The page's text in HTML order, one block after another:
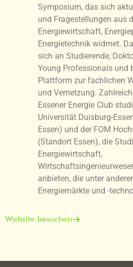
Symposium, das sich
und Fragestellungen aus
Energiewirtschaft,
Energietechnik widmet.
sich an Studierende,
Young Professionals und
Plattform zur fachlichen
und Vernetzung.
Essener Energie Club
Universität Duisburg-
Essen) und der FOM
(Standort Essen), die
Energiewirtschaft,
anbieten, die unter
Energiemärkte und -
Website besuchen